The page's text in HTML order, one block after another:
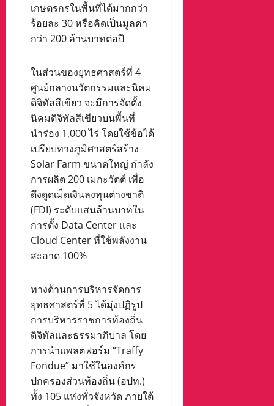
เกษตรกรในพื้นที่ได้มากกว่า
ร้อยละ 30 หรือคิดเป็นมูลค่า
กว่า 200 ล้านบาทต่อปี
ในส่วนของยุทธศาสตร์ที่ 4
ศูนย์กลางนวัตกรรมและนิคม
ดิจิทัลสีเขียว จะมีการจัดตั้ง
นิคมดิจิทัลสีเขียวบนพื้นที่
นำร่อง 1,000 ไร่ โดยใช้ข้อได้
เปรียบทางภูมิศาสตร์สร้าง
Solar Farm ขนาดใหญ่ กำลัง
การผลิต 200 เมกะวัตต์ เพื่อ
ดึงดูดเม็ดเงินลงทุนต่างชาติ
(FDI) ระดับแสนล้านบาทใน
การตั้ง Data Center และ
Cloud Center ที่ใช้พลังงาน
สะอาด 100%
ทางด้านการบริหารจัดการ
ยุทธศาสตร์ที่ 5 ได้มุ่งปฏิรูป
การบริหารราชการท้องถิ่น
ดิจิทัลและธรรมาภิบาล โดย
การนำแพลตฟอร์ม “Traffy
Fondue” มาใช้ในองค์กร
ปกครองส่วนท้องถิ่น (อปท.)
ทั้ง 105 แห่งทั่วจังหวัด ภายใต้